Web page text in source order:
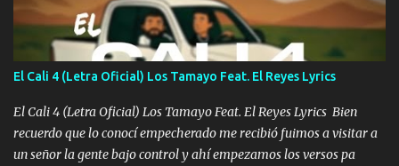
los versos que voy cantando (Music) A vido alta y bajas La carreta
se atora Pero nunca le aflojamos Ya me han pasado cosas Y
aunque ustedes no sepan Pero la vida es muy corta Hay que
echarle chingazos Y seguir trabajando porque nada es...
El Cali 4 (Letra Oficial) Los Tamayo Feat. El Reyes Lyrics
El Cali 4 (Letra Oficial) Los Tamayo Feat. El Reyes Lyrics Bien
recuerdo que lo conocí empecherado me recibió fuimos a visitar a
un señor la gente bajo control y ahí empezamos los versos pa